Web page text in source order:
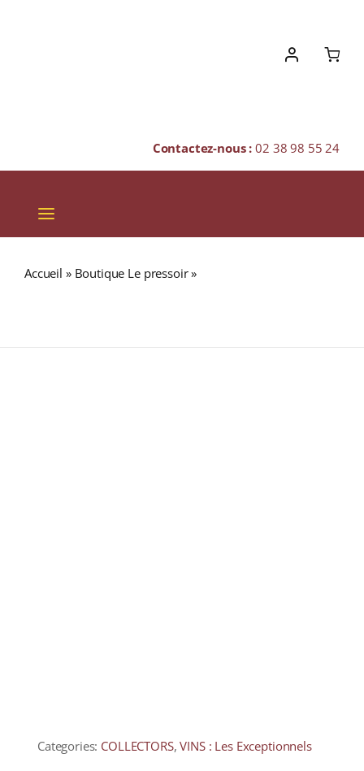
Contactez-nous :02 38 98 55 24
Toggle
Navigation
Accueil » Boutique Le pressoir»
Categories: COLLECTORS,VINS : Les Exceptionnels